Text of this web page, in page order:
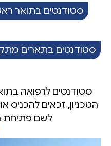
סטודנטים בתואר
(opens in new tab)
סטודנטים בתארים
(opens in new tab)
סטודנטים לרפואה
הטכניון, זכאים
לשם פתיחת